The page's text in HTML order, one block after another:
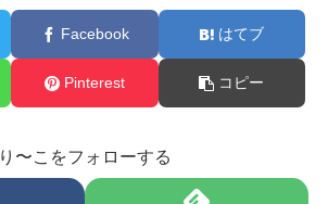
Facebook はてブ
Pinterest コピー
り〜こをフォローする